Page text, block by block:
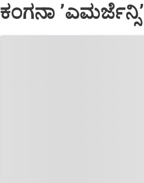
ಕಂಗನಾ